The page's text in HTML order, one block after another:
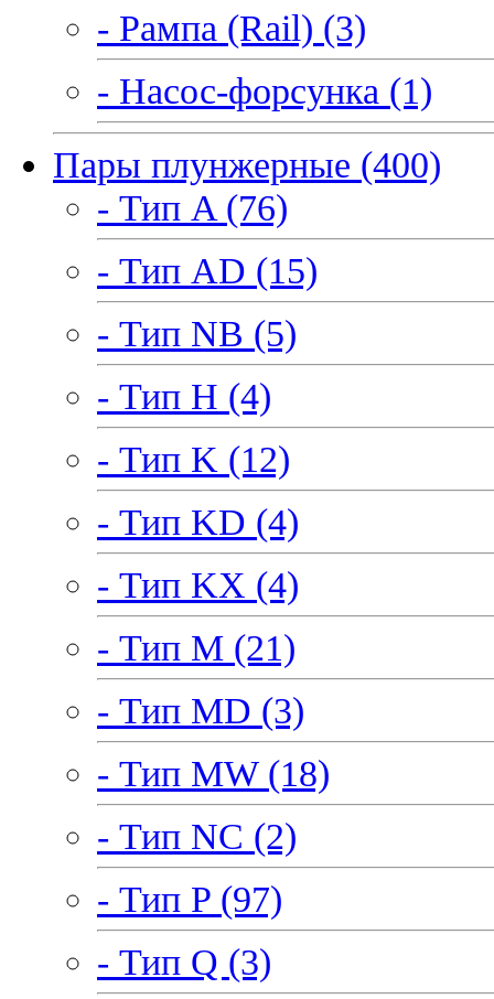
- Рампа (Rail) (3)
- Насос-форсунка (1)
Пары плунжерные (400)
- Тип A (76)
- Тип AD (15)
- Тип NB (5)
- Тип H (4)
- Тип K (12)
- Тип KD (4)
- Тип KX (4)
- Тип M (21)
- Тип MD (3)
- Тип MW (18)
- Тип NC (2)
- Тип P (97)
- Тип Q (3)